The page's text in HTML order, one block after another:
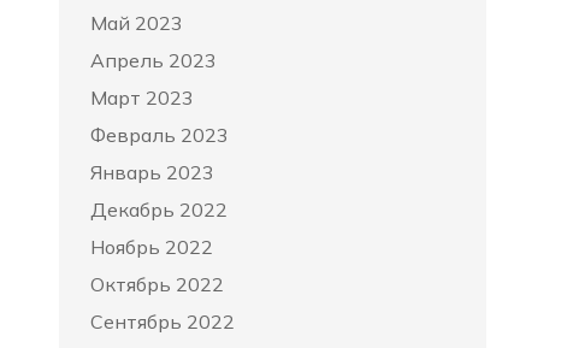
Май 2023
Апрель 2023
Март 2023
Февраль 2023
Январь 2023
Декабрь 2022
Ноябрь 2022
Октябрь 2022
Сентябрь 2022